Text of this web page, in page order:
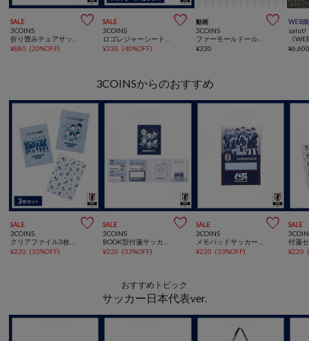
SALE 
3COINS
¥880 (20%OFF)
SALE 
3COINS
¥330 (40%OFF)
動画 
3COINS
ファーモールドールキット
¥330
WEB
salut!
¥
3COINSからのおすすめ
SALE 
3COINS
¥220 (33%OFF)
SALE 
3COINS
¥220 (33%OFF)
SALE 
3COINS
¥220 (33%OFF)
SALE
¥220
おすすめトピック
サッカー日本代表ver.